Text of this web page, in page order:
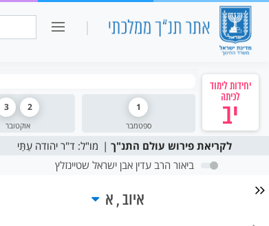
חיפוש:
כיתה ו
יחידות לימוד
לכיתה
יב ספטמבר
1
אוקטובר
2
3
לקריאת פירוש עולם התנ"ך
מו"ל: ד"ר יהודה עַתַּי
ביאור הרב עדין אבן ישראל שטיינזלץ
איוב א